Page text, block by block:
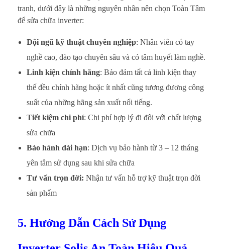
tranh, dưới đây là những nguyên nhân nên chọn Toàn Tâm
để sửa chữa inverter:
Đội ngũ kỹ thuật chuyên nghiệp: Nhân viên có tay
nghề cao, đào tạo chuyên sâu và có tâm huyết làm nghề.
Linh kiện chính hãng: Bảo đảm tất cả linh kiện thay
thế đều chính hãng hoặc ít nhất cũng tương đương công
suất của những hãng sản xuất nổi tiếng.
Tiết kiệm chi phí: Chi phí hợp lý đi đôi với chất lượng
sửa chữa
Bảo hành dài hạn: Dịch vụ bảo hành từ 3 – 12 tháng
yên tâm sử dụng sau khi sửa chữa
Tư vấn trọn đời: Nhận tư vấn hỗ trợ kỹ thuật trọn đời
sản phẩm
5. Hướng Dẫn Cách Sử Dụng